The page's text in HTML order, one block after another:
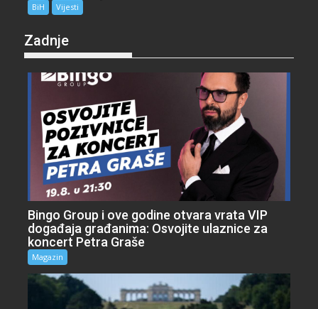
BiH Vijesti
Zadnje
Bingo Group i ove godine otvara vrata VIP
događaja građanima: Osvojite ulaznice za
koncert Petra Graše
Magazin